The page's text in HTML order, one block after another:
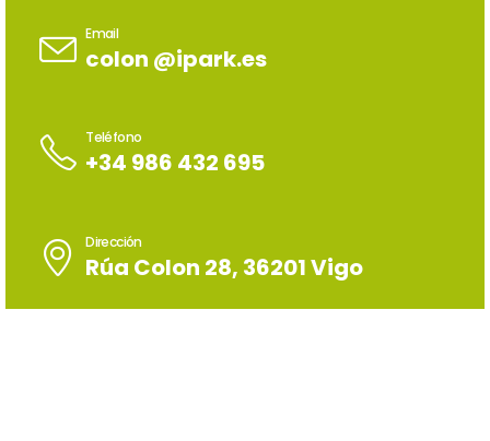
Email
colon @ipark.es
Teléfono
+34 986 432 695
Dirección
Rúa Colon 28, 36201 Vigo